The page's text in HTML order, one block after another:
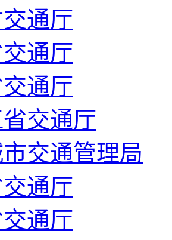
通厅
通厅
通厅
交通厅
市交通管理局
通厅
通厅